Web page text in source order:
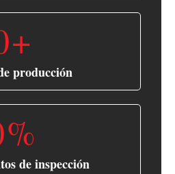
producción
+
de inspección
%